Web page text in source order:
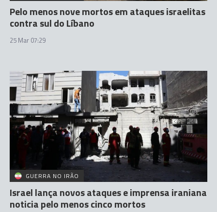
Pelo menos nove mortos em ataques israelitas
contra sul do Líbano
25 Mar 07:29
GUERRA NO IRÃO
Israel lança novos ataques e imprensa iraniana
noticia pelo menos cinco mortos